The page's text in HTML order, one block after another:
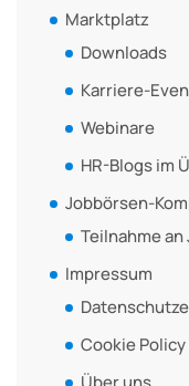
Marktplatz
Downloads
Karriere-
Webinare
HR-Blogs im
Jobbörsen-
Teilnahme
Impressum
Cookie Policy